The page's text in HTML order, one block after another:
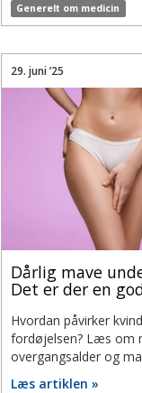
Generelt om medicin
29. juni ’25
Dårlig mave
Det er der en
Hvordan påvirker
fordøjelsen? Læs om
overgangsalder og
Læs artiklen »